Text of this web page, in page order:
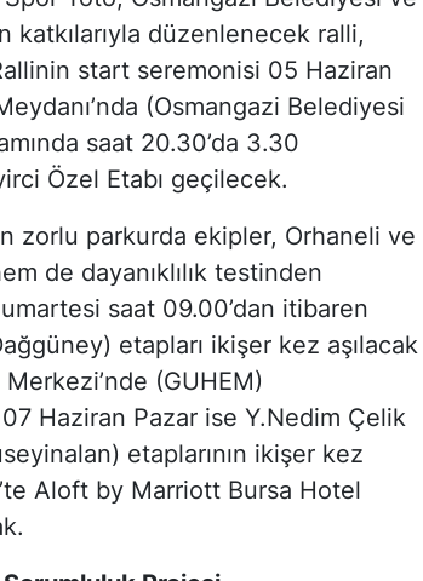
düzenlenecek ralli,
start seremonisi 05 Haziran
(Osmangazi Belediyesi
saat 20.30’da 3.30
Özel Etabı geçilecek.
zorlu parkurda ekipler, Orhaneli ve
de dayanıklılık testinden
saat 09.00’dan itibaren
etapları ikişer kez aşılacak
(GUHEM)
Haziran Pazar ise Y.Nedim Çelik
etaplarının ikişer kez
Aloft by Marriott Bursa Hotel